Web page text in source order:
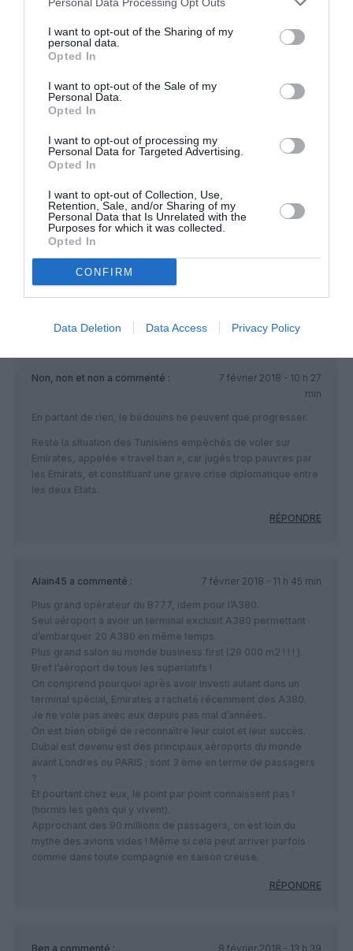
I want to opt-out of the Sharing of my
personal data.
Opted In
I want to opt-out of the Sale of my
Personal Data.
Opted In
I want to opt-out of processing my
Personal Data for Targeted Advertising.
Opted In
I want to opt-out of Collection, Use,
Retention, Sale, and/or Sharing of my
Personal Data that Is Unrelated with the
Purposes for which it was collected.
Opted In
CONFIRM
Data Deletion Data Access Privacy Policy
COMMENTAIRE(S)
Rami
“Dubaï a battu un nouveau record de trafic avec 88,2 millions
de passagers en 2017”
Purée ça force le respect !
C’est agaçant cette histoire du boycotte aérien du Qatar avant
AT pouvait desservir Dubai via DOH maintenant impossible je
crois que AT ferait mieux de rajouter une ligne vers DBX ou
bien vers Mascate qui dispose d’un ciel ouvert avec a la fois
Doha et Dubai.
Non, non et non a commenté :
7 février 2018 - 10 h 27
min
En partant de rien, le bédouins ne peuvent que progresser.
Reste la situation des Tunisiens empêchés de voler sur
Emirates, appelée « travel ban », car jugés trop pauvres par
les Emirats, et constituant une grave crise diplomatique entre
les deux Etats.
RÉPONDRE
Alain45 a commenté :
7 février 2018 - 11 h 45 min
Plus grand opérateur du B777, idem pour l’A380.
Seul aéroport à avoir un terminal exclusif A380 permettant
d’embarquer 20 A380 en même temps.
Plus grand salon au monde business first (29 000 m2 ! ! ! ).
Bref l’aéroport de tous les superlatifs !
On comprend pourquoi après avoir investi autant dans un
terminal spécial, Emirates a racheté récemment des A380.
Je ne vole pas avec eux depuis pas mal d’années.
On est bien obligé de reconnaître leur culot et leur succès.
Dubai est devenu est des principaux aéroports du monde
avant Londres ou PARIS ; sont 3 ème en terme de passagers
?
Et pourtant chez eux, le point par point connaissent pas !
(hormis les gens qui y vivent).
Approchant des 90 millions de passagers, on est loin du
mythe des avions vides ! Même si cela peut arriver parfois
comme dans toute compagnie en saison creuse.
RÉPONDRE
Ben a commenté : 8 février 2018 - 13 h 39